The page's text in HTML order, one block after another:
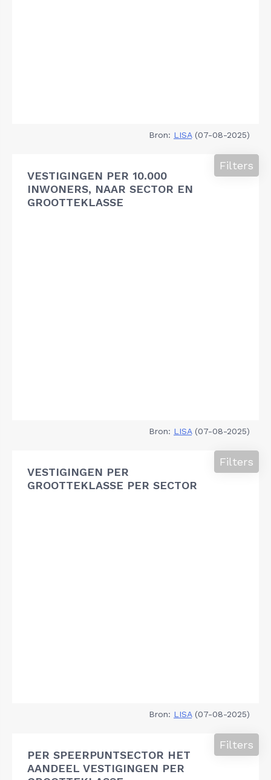
Bron: LISA(07-08-2025)
VESTIGINGEN PER 10.000
INWONERS, NAAR SECTOR EN
GROOTTEKLASSE
Filters
Bron: LISA(07-08-2025)
VESTIGINGEN PER
GROOTTEKLASSE PER SECTOR
Filters
Bron: LISA(07-08-2025)
PER SPEERPUNTSECTOR HET
AANDEEL VESTIGINGEN PER
Filters